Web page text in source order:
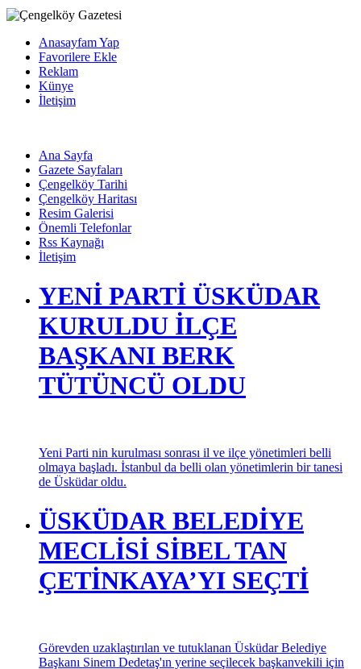
Anasayfam Yap
Favorilere Ekle
Reklam
Künye
İletişim
Ana Sayfa
Gazete Sayfaları
Çengelköy Tarihi
Çengelköy Haritası
Resim Galerisi
Önemli Telefonlar
Rss Kaynağı
İletişim
YENİ PARTİ ÜSKÜDAR
KURULDU İLÇE
BAŞKANI BERK
TÜTÜNCÜ OLDU
Yeni Parti nin kurulması sonrası il ve ilçe yönetimleri belli
olmaya başladı. İstanbul da belli olan yönetimlerin bir tanesi
de Üsküdar oldu.
ÜSKÜDAR BELEDİYE
MECLİSİ SİBEL TAN
ÇETİNKAYA’YI SEÇTİ
Görevden uzaklaştırılan ve tutuklanan Üsküdar Belediye
Başkanı Sinem Dedetaş'ın yerine seçilecek başkanvekili için